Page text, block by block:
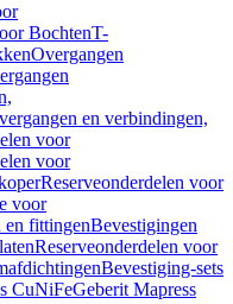
BochtenT-
Overgangen
en verbindingen,
voor
voor
Reserveonderdelen voor
voor
fittingenBevestigingen
Reserveonderdelen voor
Bevestiging-sets
CuNiFeGeberit Mapress